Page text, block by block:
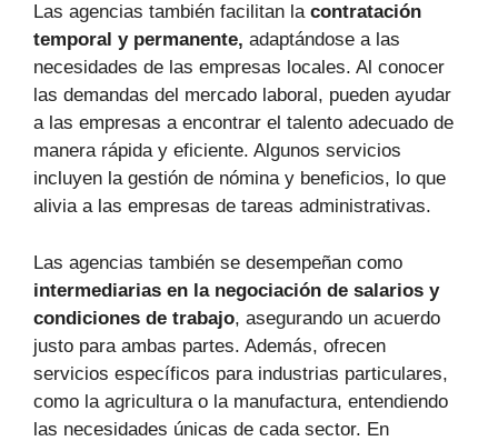
Las agencias también facilitan la contratación
temporal y permanente, adaptándose a las
necesidades de las empresas locales. Al conocer
las demandas del mercado laboral, pueden ayudar
a las empresas a encontrar el talento adecuado de
manera rápida y eficiente. Algunos servicios
incluyen la gestión de nómina y beneficios, lo que
alivia a las empresas de tareas administrativas.
Las agencias también se desempeñan como
intermediarias en la negociación de salarios y
condiciones de trabajo, asegurando un acuerdo
justo para ambas partes. Además, ofrecen
servicios específicos para industrias particulares,
como la agricultura o la manufactura, entendiendo
las necesidades únicas de cada sector. En